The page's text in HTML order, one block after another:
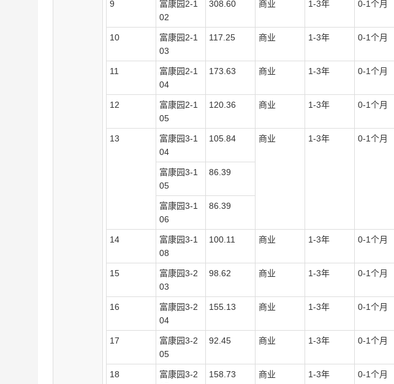
9 富康园2-1
02
308.60 商业 1-3年 0-1个月
10 富康园2-1
03
117.25 商业 1-3年 0-1个月
11 富康园2-1
04
173.63 商业 1-3年 0-1个月
12 富康园2-1
05
120.36 商业 1-3年 0-1个月
13 富康园3-1
04
105.84 商业 1-3年 0-1个月
富康园3-1
05
86.39
富康园3-1
06
86.39
14 富康园3-1
08
100.11 商业 1-3年 0-1个月
15 富康园3-2
03
98.62 商业 1-3年 0-1个月
16 富康园3-2
04
155.13 商业 1-3年 0-1个月
17 富康园3-2
05
92.45 商业 1-3年 0-1个月
18 富康园3-2
158.73 商业 1-3年 0-1个月